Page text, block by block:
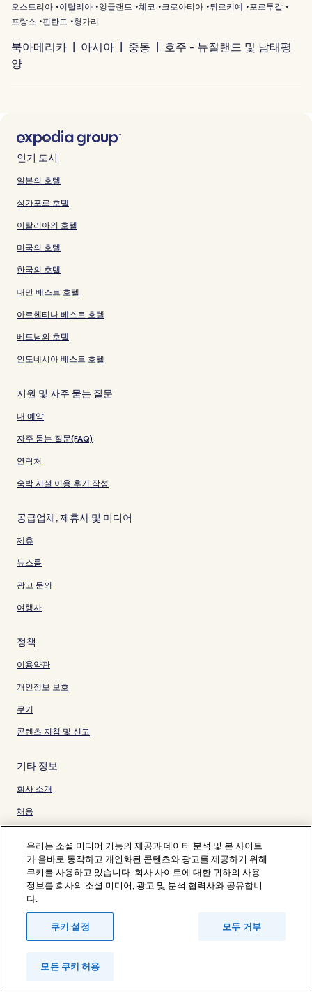
오스트리아
이탈리아 잉글랜드 체코 크로아티아 튀르키예
포르투갈
프랑스
핀란드 헝가리
북아메리카 아시아 중동
호주 - 뉴질랜드 및 남태평
양
인기 도시
일본의 호텔
싱가포르 호텔
이탈리아의 호텔
미국의 호텔
한국의 호텔
대만 베스트 호텔
아르헨티나 베스트 호텔
베트남의 호텔
인도네시아 베스트 호텔
지원 및 자주 묻는 질문
내 예약
자주 묻는 질문(FAQ)
연락처
숙박 시설 이용 후기 작성
공급업체, 제휴사 및 미디어
제휴
뉴스룸
광고 문의
여행사
정책
이용약관
개인정보 보호
쿠키
콘텐츠 지침 및 신고
기타 정보
회사 소개
채용
* 일부 호텔은 체크인 24시간 이상 전에 취소해야 합니다. 자세한 내용은 사이
트에서 확인해 주세요.
© 2026 Hotels.com, Expedia Group 계열사. All rights reserved.
Hotels.com 및 Hotels.com 로고는 미국 및/또는 다른 국가에서 Hotels.com,
LP의 상표 또는 등록 상표입니다. 기타 모든 상표는 해당 소유권자의 자산입니
분쟁 해결: 전화: 82-3480-0145, 이메일: CS@koreasupport.hotels.com
트래블파트너익스체인지코리아 주식회사. 사업자등록번호: 821-88-01025
업자등록번호: 724-86-00245.
관광사업자등록번호: 제2016-000008호, 통신판매업신고번호: 2015-서울종
우리는 소셜 미디어 기능의 제공과 데이터 분석 및 본 사이트
가 올바로 동작하고 개인화된 콘텐츠와 광고를 제공하기 위해
쿠키를 사용하고 있습니다. 회사 사이트에 대한 귀하의 사용
정보를 회사의 소셜 미디어, 광고 및 분석 협력사와 공유합니
다.
쿠키 설정 모두 거부
모든 쿠키 허용